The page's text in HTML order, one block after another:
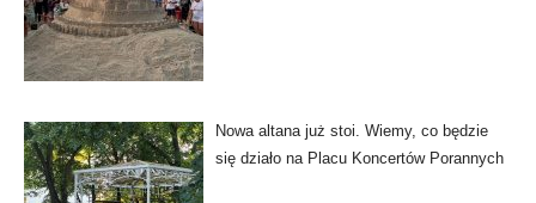
Nowa altana już stoi. Wiemy, co będzie
się działo na Placu Koncertów Porannych